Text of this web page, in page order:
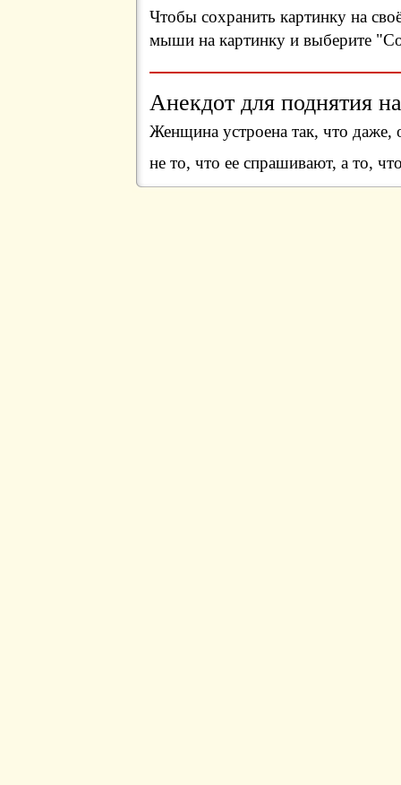
Чтобы сохранить картинку на
мыши на картинку и выберите
Анекдот для поднятия
Женщина устроена так, что даже,
не то, что ее спрашивают, а то,